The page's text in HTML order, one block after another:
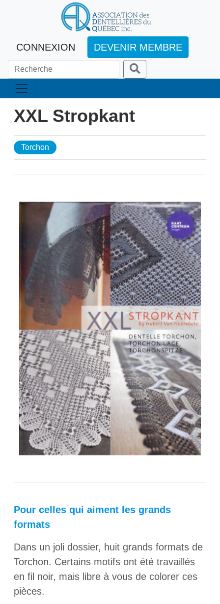
CONNEXION DEVENIR MEMBRE
XXL Stropkant
Torchon
Pour celles qui aiment les grands
formats
Dans un joli dossier, huit grands formats de
Torchon. Certains motifs ont été travaillés
en fil noir, mais libre à vous de colorer ces
pièces.